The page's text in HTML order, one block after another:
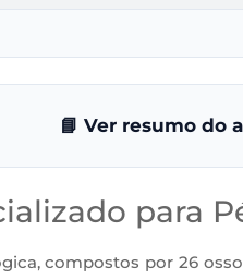
📘 Ver resumo do
para
compostos por 26